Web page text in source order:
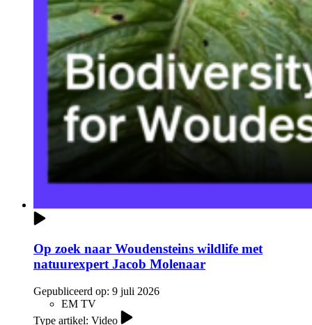
Op zoek naar Woudensteins wildlife met
natuurexpert Jacob Molenaar
Gepubliceerd op: 9 juli 2026
EM TV
Type artikel: Video